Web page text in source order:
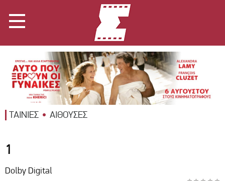
ΤΑΙΝΙΕΣ ΑΙΘΟΥΣΕΣ
1
Dolby Digital